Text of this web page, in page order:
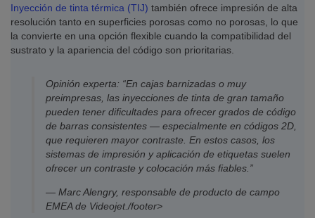
Inyección de tinta térmica (TIJ) también ofrece impresión de alta
resolución tanto en superficies porosas como no porosas, lo que
la convierte en una opción flexible cuando la compatibilidad del
sustrato y la apariencia del código son prioritarias.
Opinión experta: “En cajas barnizadas o muy
preimpresas, las inyecciones de tinta de gran tamaño
pueden tener dificultades para ofrecer grados de código
de barras consistentes — especialmente en códigos 2D,
que requieren mayor contraste. En estos casos, los
sistemas de impresión y aplicación de etiquetas suelen
ofrecer un contraste y colocación más fiables.”
— Marc Alengry, responsable de producto de campo
EMEA de Videojet./footer>